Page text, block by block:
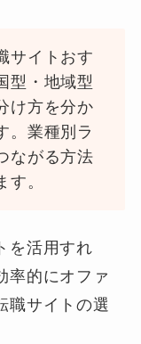
サイトおす
型・地域型
け方を分か
。業種別ラ
ながる方法
す。
を活用すれ
率的にオファ
職サイトの選